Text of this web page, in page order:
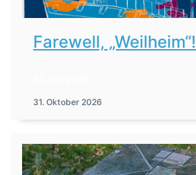
Farewell, „Weilheim“!
31. Oktober 2026